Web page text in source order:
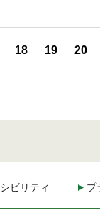
18 19 20
ビリティ プ